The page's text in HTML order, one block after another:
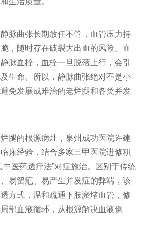
脉曲张长期放任不管，血管压力持
，随时存在破裂大出血的风险。血
脉血栓，血栓一旦脱落上行，会引
生命。所以，静脉曲张绝对不是小
免发展成难治的老烂腿和各类并发
腿的根源病灶，泉州成功医院许建
床经验，结合多家三甲医院进修积
中医药透疗法”对症施治。区别于传统
易留疤、易产生并发症的弊端，该
方式，温和疏通下肢淤堵血管，修
部血液循环，从根源解决血液倒